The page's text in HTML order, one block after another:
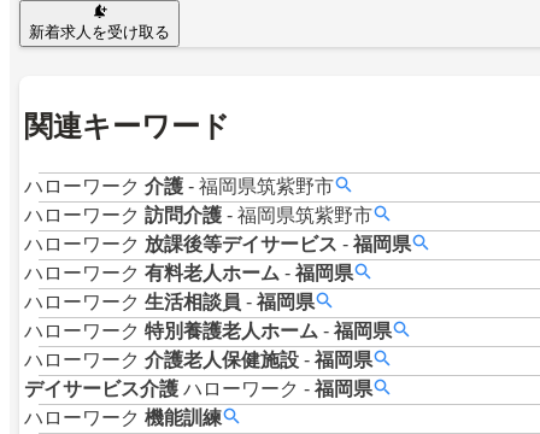
新着求人を受け取る
関連キーワード
ハローワーク 介護 - 福岡県筑紫野市
ハローワーク 訪問介護 - 福岡県筑紫野市
ハローワーク 放課後等デイサービス - 福岡県
ハローワーク 有料老人ホーム - 福岡県
ハローワーク 生活相談員 - 福岡県
ハローワーク 特別養護老人ホーム - 福岡県
ハローワーク 介護老人保健施設 - 福岡県
デイサービス介護 ハローワーク - 福岡県
ハローワーク 機能訓練